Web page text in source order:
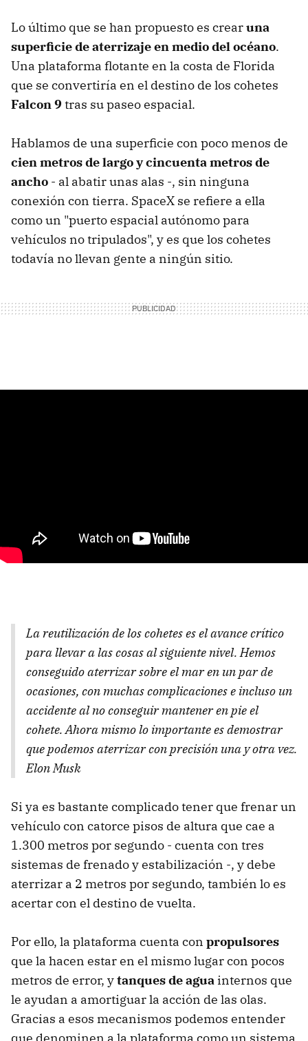
Lo último que se han propuesto es crearuna
superficie de aterrizaje en medio del océano.
Una plataforma flotante en la costa de Florida
que se convertiría en el destino de los cohetes
Falcon 9 tras su paseo espacial.
Hablamos de una superficie con poco menos de
cien metros de largo y cincuenta metros de
ancho - al abatir unas alas -, sin ninguna
conexión con tierra. SpaceX se refiere a ella
como un "puerto espacial autónomo para
vehículos no tripulados", y es que los cohetes
todavía no llevan gente a ningún sitio.
La reutilización de los cohetes es el avance crítico
para llevar a las cosas al siguiente nivel. Hemos
conseguido aterrizar sobre el mar en un par de
ocasiones, con muchas complicaciones e incluso un
accidente al no conseguir mantener en pie el
cohete. Ahora mismo lo importante es demostrar
que podemos aterrizar con precisión una y otra vez.
Elon Musk
Si ya es bastante complicado tener que frenar un
vehículo con catorce pisos de altura que cae a
1.300 metros por segundo - cuenta con tres
sistemas de frenado y estabilización -, y debe
aterrizar a 2 metros por segundo, también lo es
acertar con el destino de vuelta.
Por ello, la plataforma cuenta con propulsores
que la hacen estar en el mismo lugar con pocos
metros de error, ytanques de agua internos que
le ayudan a amortiguar la acción de las olas.
Gracias a esos mecanismos podemos entender
que denominen a la plataforma como un sistema